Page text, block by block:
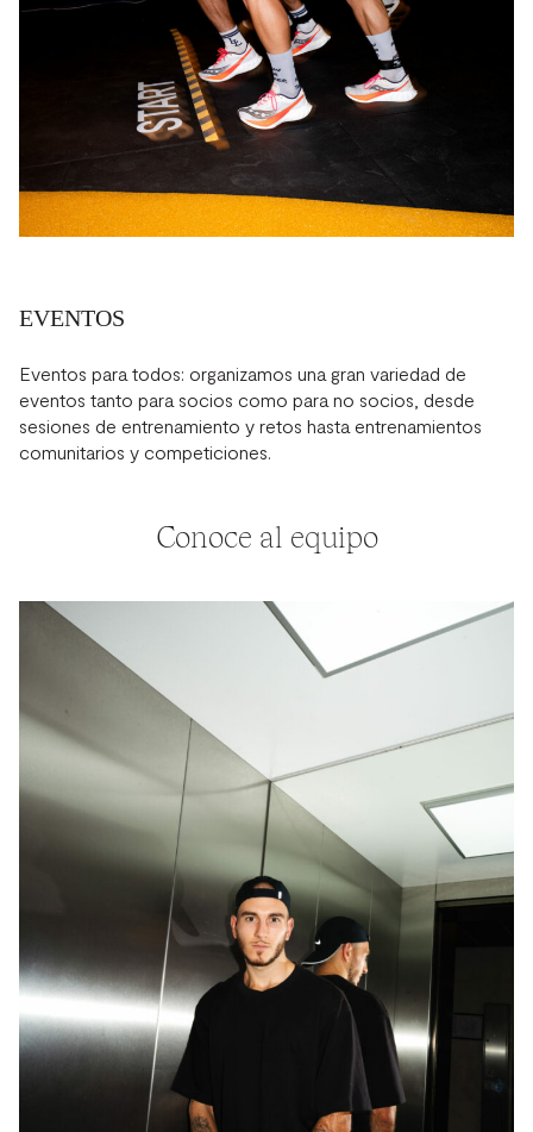
EVENTOS
Eventos para todos: organizamos una gran variedad de
eventos tanto para socios como para no socios, desde
sesiones de entrenamiento y retos hasta entrenamientos
comunitarios y competiciones.
Conoce al equipo